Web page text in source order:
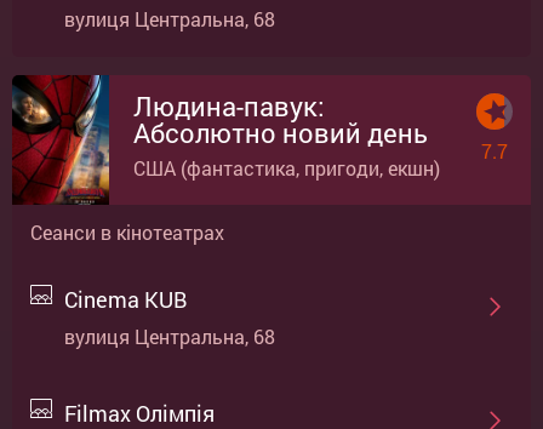
вулиця Центральна, 68
Людина-павук:
Абсолютно новий день
США (фантастика, пригоди, екшн)
7.7
Сеанси в кінотеатрах
Cinema KUB
вулиця Центральна, 68
Filmax Олімпія